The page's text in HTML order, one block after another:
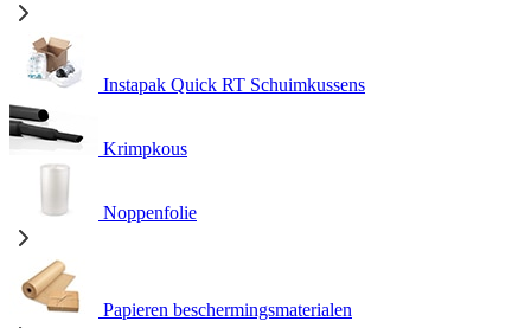
Instapak Quick RT Schuimkussens
Krimpkous
Noppenfolie
Papieren beschermingsmaterialen